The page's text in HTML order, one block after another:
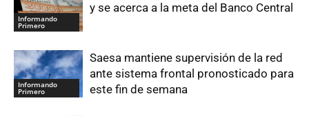
Informando
Primero
y se acerca a la meta del Banco Central
Informando
Primero
Saesa mantiene supervisión de la red
ante sistema frontal pronosticado para
este fin de semana